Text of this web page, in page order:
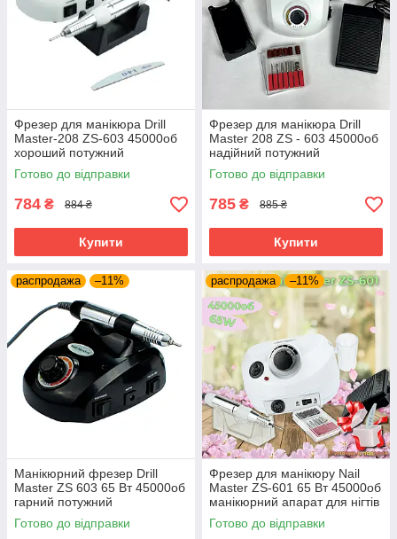
Фрезер для манікюра Drill
Master-208 ZS-603 45000об
хороший потужний
професійний манікюрний
фрейзер DM 208
Готово до відправки
784 ₴ 884 ₴
Купити
Фрезер для манікюра Drill
Master 208 ZS - 603 45000об
надійний потужний
професійний манікюрний
фрейзер DM 208
Готово до відправки
785 ₴ 885 ₴
Купити
распродажа –11%
Манікюрний фрезер Drill
Master ZS 603 65 Вт 45000об
гарний потужний
професійний фрезер для
нігтів DM 208
Готово до відправки
распродажа –11%
Фрезер для манікюру Nail
Master ZS-601 65 Вт 45000об
манікюрний апарат для нігтів
насадки фрейзер ЗС 601
Готово до відправки